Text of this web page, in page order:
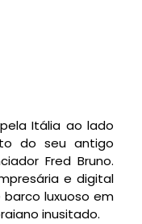
Itália ao lado
do seu antigo
Fred Bruno.
e digital
luxuoso em
inusitado.